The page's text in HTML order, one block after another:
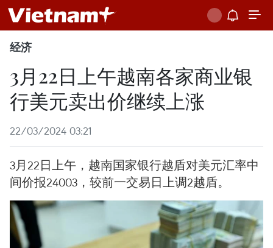
经济
3月22日上午越南各家商业银
行美元卖出价继续上涨
22/03/2024 03:21
3月22日上午，越南国家银行越盾对美元汇率中
间价报24003，较前一交易日上调2越盾。